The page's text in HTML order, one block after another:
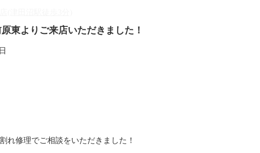
東よりご来店いただきました！
れ修理でご相談をいただきました！